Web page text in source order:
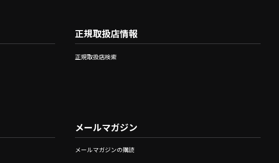
正規取扱店情報
正規取扱店検索
メールマガジン
メールマガジンの購読